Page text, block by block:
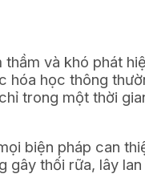
và khó phát
học thông
trong một thời
biện pháp can
thối rữa, lây